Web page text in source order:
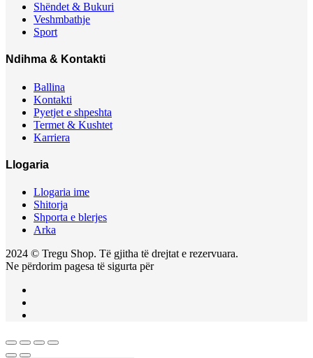
Shëndet & Bukuri
Veshmbathje
Sport
Ndihma & Kontakti
Ballina
Kontakti
Pyetjet e shpeshta
Termet & Kushtet
Karriera
Llogaria
Llogaria ime
Shitorja
Shporta e blerjes
Arka
2024 © Tregu Shop. Të gjitha të drejtat e rezervuara.
Ne përdorim pagesa të sigurta për